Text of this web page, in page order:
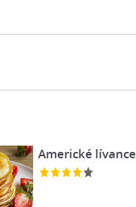
Americké lívance